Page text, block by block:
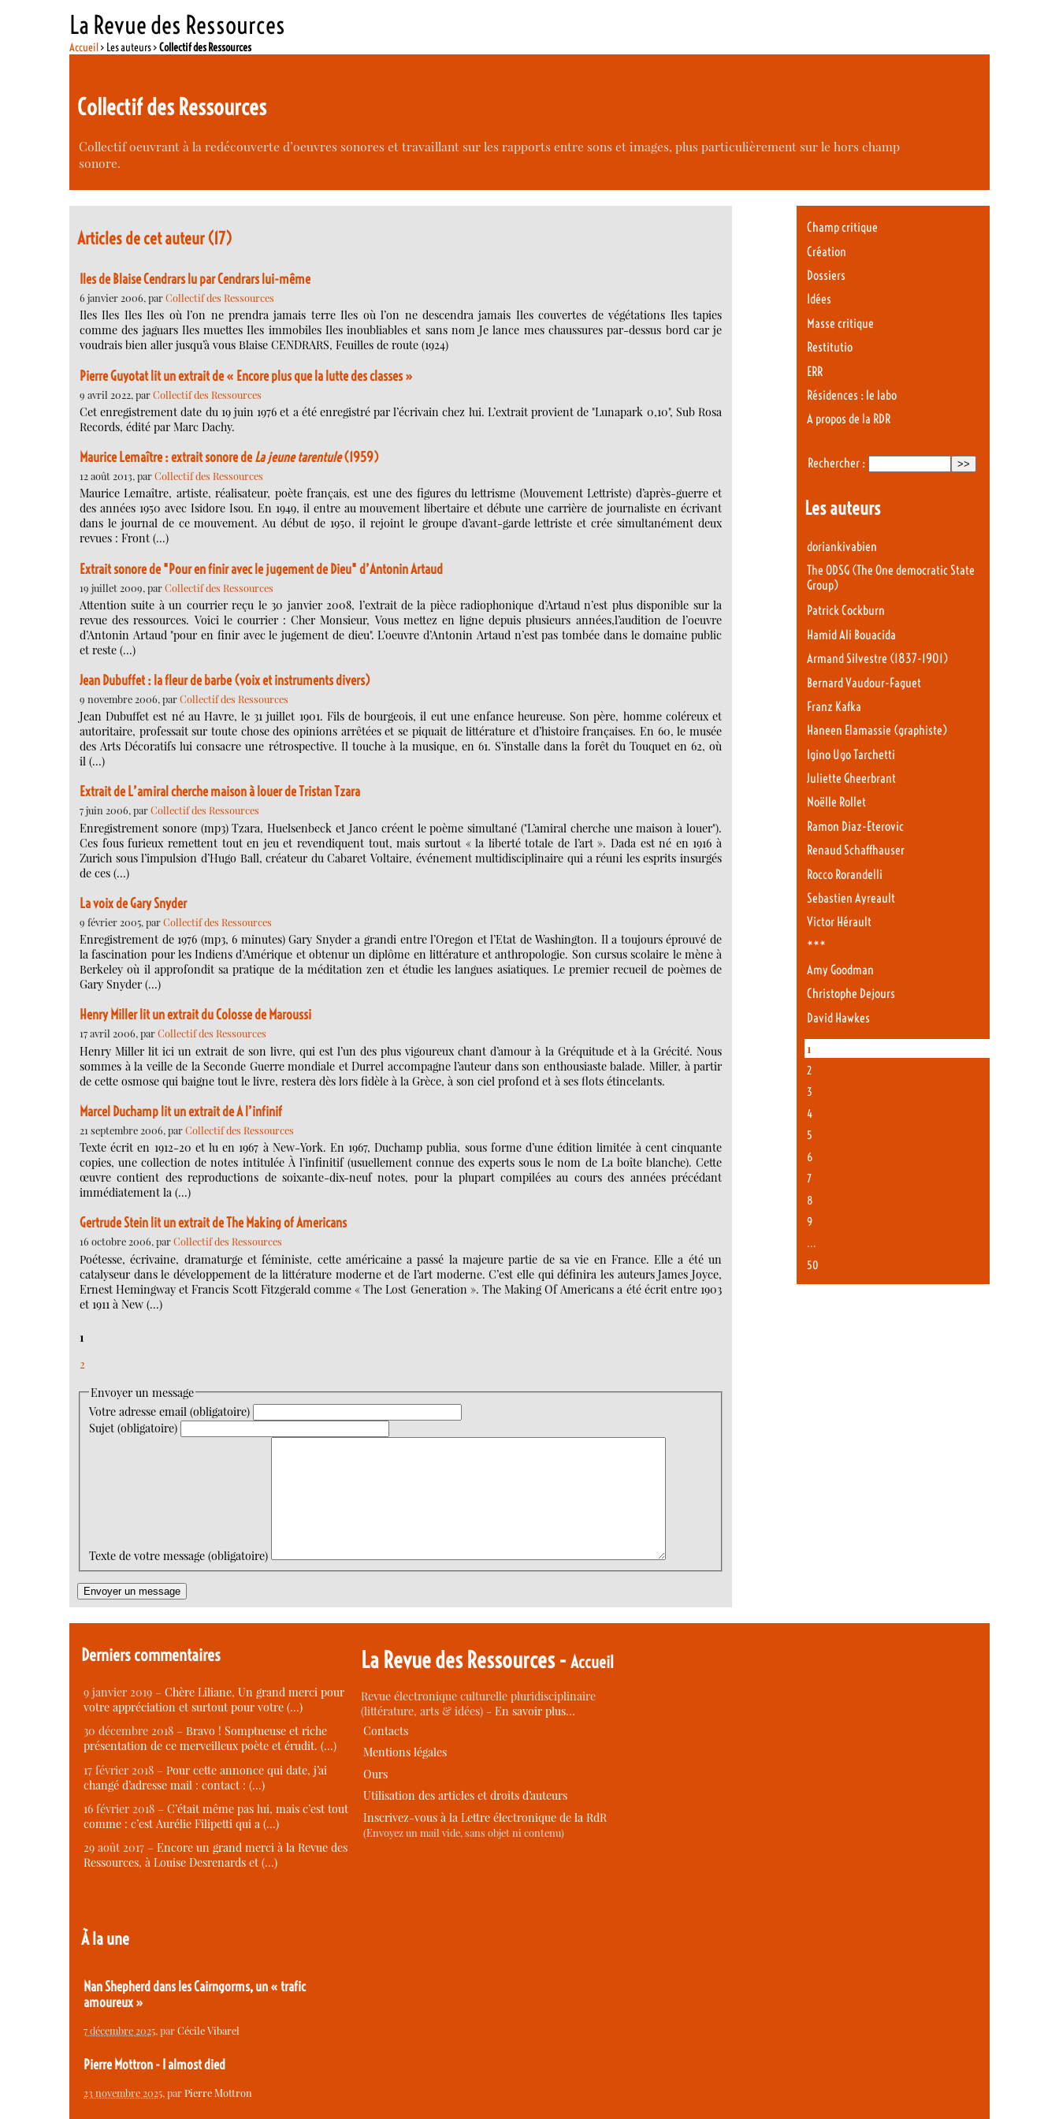
La Revue des Ressources
Accueil> Les auteurs >Collectif des Ressources
Collectif des Ressources
Collectif oeuvrant à la redécouverte d’oeuvres sonores et travaillant sur les rapports entre sons et images, plus particulièrement sur le hors champ
sonore.
Articles de cet auteur (17)
Iles de Blaise Cendrars lu par Cendrars lui-même
6 janvier 2006, parCollectif des Ressources
Iles Iles Iles Iles où l’on ne prendra jamais terre Iles où l’on ne descendra jamais Iles couvertes de végétations Iles tapies
comme des jaguars Iles muettes Iles immobiles Iles inoubliables et sans nom Je lance mes chaussures par-dessus bord car je
voudrais bien aller jusqu’à vous Blaise CENDRARS, Feuilles de route (1924)
Pierre Guyotat lit un extrait de « Encore plus que la lutte des classes »
9 avril 2022, parCollectif des Ressources
Cet enregistrement date du 19 juin 1976 et a été enregistré par l’écrivain chez lui. L’extrait provient de "Lunapark 0,10", Sub Rosa
Records, édité par Marc Dachy.
Maurice Lemaître : extrait sonore de La jeune tarentule(1959)
12 août 2013, parCollectif des Ressources
Maurice Lemaître, artiste, réalisateur, poète français, est une des figures du lettrisme (Mouvement Lettriste) d’après-guerre et
des années 1950 avec Isidore Isou. En 1949, il entre au mouvement libertaire et débute une carrière de journaliste en écrivant
dans le journal de ce mouvement. Au début de 1950, il rejoint le groupe d’avant-garde lettriste et crée simultanément deux
revues : Front (…)
Extrait sonore de "Pour en finir avec le jugement de Dieu" d’Antonin Artaud
19 juillet 2009, parCollectif des Ressources
Attention suite à un courrier reçu le 30 janvier 2008, l’extrait de la pièce radiophonique d’Artaud n’est plus disponible sur la
revue des ressources. Voici le courrier : Cher Monsieur, Vous mettez en ligne depuis plusieurs années,l’audition de l’oeuvre
d’Antonin Artaud "pour en finir avec le jugement de dieu". L’oeuvre d’Antonin Artaud n’est pas tombée dans le domaine public
et reste (…)
Jean Dubuffet : la fleur de barbe (voix et instruments divers)
9 novembre 2006, parCollectif des Ressources
Jean Dubuffet est né au Havre, le 31 juillet 1901. Fils de bourgeois, il eut une enfance heureuse. Son père, homme coléreux et
autoritaire, professait sur toute chose des opinions arrêtées et se piquait de littérature et d’histoire françaises. En 60, le musée
des Arts Décoratifs lui consacre une rétrospective. Il touche à la musique, en 61. S’installe dans la forêt du Touquet en 62, où
il (…)
Extrait de L’amiral cherche maison à louer de Tristan Tzara
7 juin 2006, parCollectif des Ressources
Enregistrement sonore (mp3) Tzara, Huelsenbeck et Janco créent le poème simultané ("L’amiral cherche une maison à louer").
Ces fous furieux remettent tout en jeu et revendiquent tout, mais surtout « la liberté totale de l’art ». Dada est né en 1916 à
Zurich sous l’impulsion d’Hugo Ball, créateur du Cabaret Voltaire, événement multidisciplinaire qui a réuni les esprits insurgés
de ces (…)
La voix de Gary Snyder
9 février 2005, parCollectif des Ressources
Enregistrement de 1976 (mp3, 6 minutes) Gary Snyder a grandi entre l’Oregon et l’Etat de Washington. Il a toujours éprouvé de
la fascination pour les Indiens d’Amérique et obtenur un diplôme en littérature et anthropologie. Son cursus scolaire le mène à
Berkeley où il approfondit sa pratique de la méditation zen et étudie les langues asiatiques. Le premier recueil de poèmes de
Gary Snyder (…)
Henry Miller lit un extrait du Colosse de Maroussi
17 avril 2006, parCollectif des Ressources
Henry Miller lit ici un extrait de son livre, qui est l’un des plus vigoureux chant d’amour à la Gréquitude et à la Grécité. Nous
sommes à la veille de la Seconde Guerre mondiale et Durrel accompagne l’auteur dans son enthousiaste balade. Miller, à partir
de cette osmose qui baigne tout le livre, restera dès lors fidèle à la Grèce, à son ciel profond et à ses flots étincelants.
Marcel Duchamp lit un extrait de A l’infinif
21 septembre 2006, parCollectif des Ressources
Texte écrit en 1912-20 et lu en 1967 à New-York. En 1967, Duchamp publia, sous forme d’une édition limitée à cent cinquante
copies, une collection de notes intitulée À l’infinitif (usuellement connue des experts sous le nom de La boîte blanche). Cette
œuvre contient des reproductions de soixante-dix-neuf notes, pour la plupart compilées au cours des années précédant
immédiatement la (…)
Gertrude Stein lit un extrait de The Making of Americans
16 octobre 2006, parCollectif des Ressources
Poétesse, écrivaine, dramaturge et féministe, cette américaine a passé la majeure partie de sa vie en France. Elle a été un
catalyseur dans le développement de la littérature moderne et de l’art moderne. C’est elle qui définira les auteurs James Joyce,
Ernest Hemingway et Francis Scott Fitzgerald comme « The Lost Generation ». The Making Of Americans a été écrit entre 1903
et 1911 à New (…)
1
2
Envoyer un message
Votre adresse email (obligatoire)
Sujet (obligatoire)
Texte de votre message (obligatoire)
Champ critique
Création
Dossiers
Idées
Masse critique
Restitutio
ERR
Résidences : le labo
A propos de la RDR
Rechercher :
Les auteurs
doriankivabien
The ODSG (The One democratic State
Group)
Patrick Cockburn
Hamid Ali Bouacida
Armand Silvestre (1837-1901)
Bernard Vaudour-Faguet
Franz Kafka
Haneen Elamassie (graphiste)
Igino Ugo Tarchetti
Juliette Gheerbrant
Noëlle Rollet
Ramon Diaz-Eterovic
Renaud Schaffhauser
Rocco Rorandelli
Sebastien Ayreault
Victor Hérault
***
Amy Goodman
Christophe Dejours
David Hawkes
1
2
3
4
5
6
7
8
9
…
50
Derniers commentaires
9 janvier 2019 – Chère Liliane, Un grand merci pour
votre appréciation et surtout pour votre (…)
30 décembre 2018 – Bravo ! Somptueuse et riche
présentation de ce merveilleux poète et érudit. (…)
17 février 2018 – Pour cette annonce qui date, j’ai
changé d’adresse mail : contact : (…)
16 février 2018 – C’était même pas lui, mais c’est tout
comme : c’est Aurélie Filipetti qui a (…)
29 août 2017 – Encore un grand merci à la Revue des
Ressources, à Louise Desrenards et (…)
À la une
Nan Shepherd dans les Cairngorms, un « trafic
amoureux »
7 décembre 2025, parCécile Vibarel
Pierre Mottron - I almost died
23 novembre 2025, parPierre Mottron
La Revue des Ressources -Accueil
Revue électronique culturelle pluridisciplinaire
(littérature, arts & idées) -En savoir plus…
Contacts
Mentions légales
Ours
Utilisation des articles et droits d’auteurs
Inscrivez-vous à la Lettre électronique de la RdR
(Envoyez un mail vide, sans objet ni contenu)